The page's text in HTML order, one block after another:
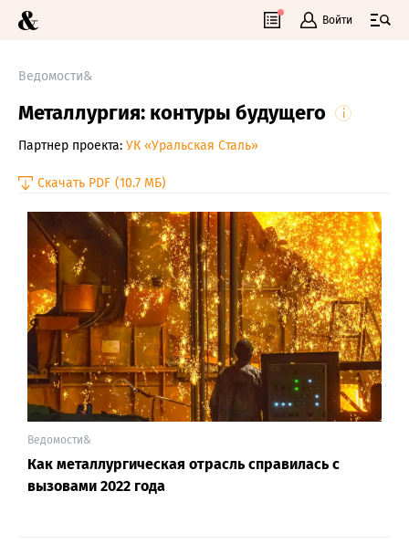
Войти
Ведомости&
Металлургия: контуры будущего i
Партнер проекта: УК «Уральская Cталь»
Скачать PDF (10.7 МБ)
Ведомости&
Как металлургическая отрасль справилась с
вызовами 2022 года